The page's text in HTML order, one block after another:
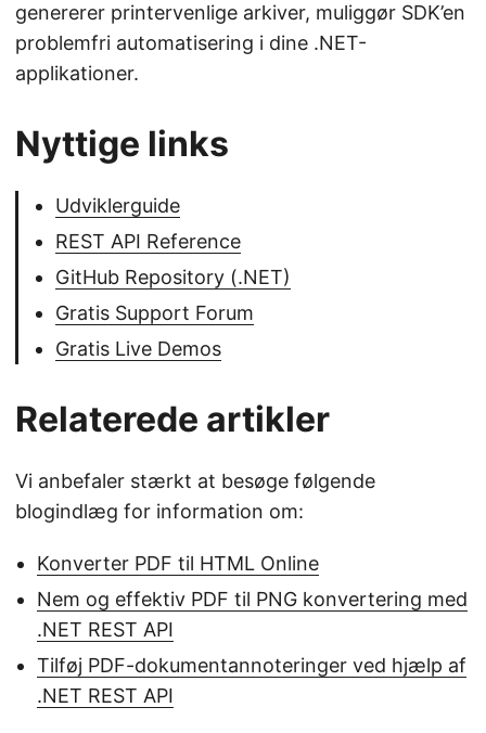
genererer printervenlige arkiver, muliggør SDK’en
problemfri automatisering i dine .NET-
applikationer.
Nyttige links
Udviklerguide
REST API Reference
GitHub Repository (.NET)
Gratis Support Forum
Gratis Live Demos
Relaterede artikler
Vi anbefaler stærkt at besøge følgende
blogindlæg for information om:
Konverter PDF til HTML Online
Nem og effektiv PDF til PNG konvertering med
.NET REST API
Tilføj PDF-dokumentannoteringer ved hjælp af
.NET REST API